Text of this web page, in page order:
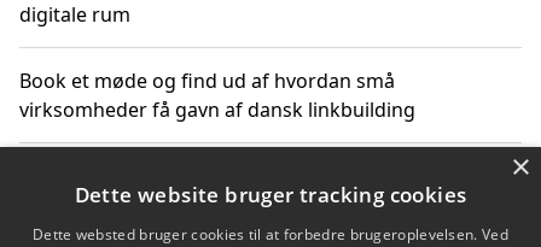
digitale rum
Book et møde og find ud af hvordan små
virksomheder få gavn af dansk linkbuilding
får du indgår et samarbejde
×
Dette website bruger tracking cookies
Dette websted bruger cookies til at forbedre brugeroplevelsen. Ved